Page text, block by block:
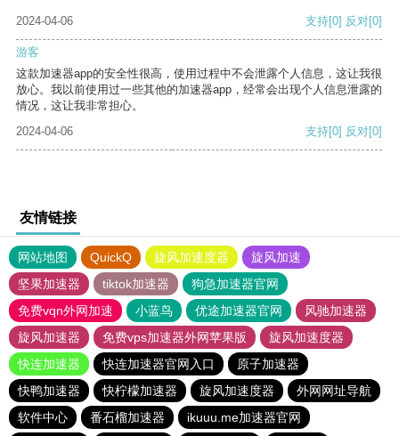
2024-04-06 支持[0] 反对[0]
游客
这款加速器app的安全性很高，使用过程中不会泄露个人信息，这让我很
放心。我以前使用过一些其他的加速器app，经常会出现个人信息泄露的
情况，这让我非常担心。
2024-04-06
支持[0] 反对[0]
友情链接
网站地图 QuickQ 旋风加速度器
旋风加速
坚果加速器
tiktok加速器
狗急加速器官网
免费vqn外网加速
小蓝鸟 优途加速器官网
风驰加速器
旋风加速器
免费vps加速器外网苹果版
旋风加速度器
快连加速器
快连加速器官网入口
原子加速器
快鸭加速器
快柠檬加速器 旋风加速度器
外网网址导航
软件中心
番石榴加速器
ikuuu.me加速器官网